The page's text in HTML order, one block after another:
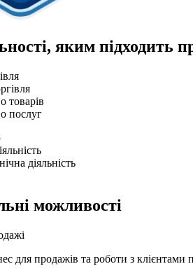
яким підходить
товарів
послуг
діяльність
можливості
для продажів та роботи з клієнтами